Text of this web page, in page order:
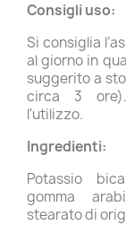
Consigli uso:
Si consiglia
al giorno in
suggerito a
circa 3 ore).
l'utilizzo.
Ingredienti:
Potassio
gomma
stearato di